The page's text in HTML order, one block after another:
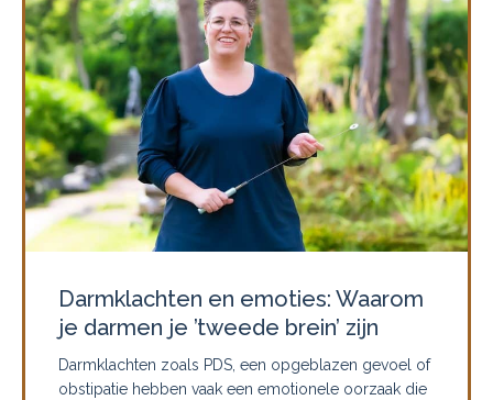
Darmklachten en emoties: Waarom
je darmen je ’tweede brein’ zijn
Darmklachten zoals PDS, een opgeblazen gevoel of
obstipatie hebben vaak een emotionele oorzaak die